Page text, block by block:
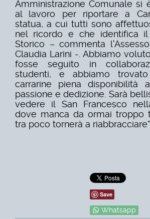
Amministrazione Comunale si
al lavoro per riportare a
statua, a cui tutti sono
nel ricordo e che identifica il
Storico – commenta
Claudia Larini -. Abbiamo
fosse seguito in
studenti, e abbiamo
carrarine piena disponibilità
passione e dedizione. Sarà
vedere il San Francesco
dove manca da ormai troppo
tra poco tornerà a riabbracciare".
Save
Whatsapp